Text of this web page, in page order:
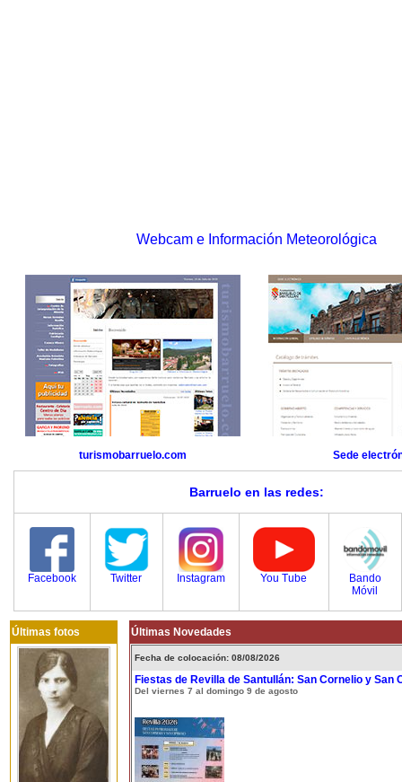
Webcam e Información Meteorológica
turismobarruelo.com Sede
Barruelo en las redes:
Facebook Twitter Instagram You Tube
Bando
Móvil
Últimas fotos Últimas Novedades
Fecha de colocación: 08/08/2026
Fiestas de Revilla de Santullán: San Cornelio y San
Del viernes 7 al domingo 9 de agosto